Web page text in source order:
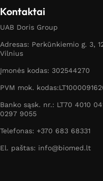
Kontaktai
UAB Doris Group
Adresas: Perkūnkiemio g. 3,
Vilnius
Įmonės kodas: 302544270
PVM mok.
Banko sąsk. nr.: LT70 4010
0297 9055
Telefonas: +370 683 68331
El. paštas: info@biomed.lt